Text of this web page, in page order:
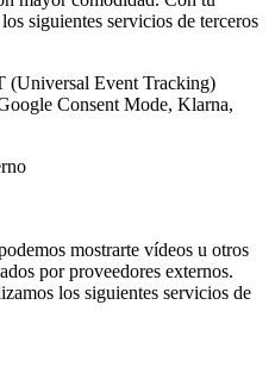
siguientes servicios de terceros
(Universal Event Tracking)
Consent Mode, Klarna,
mostrarte vídeos u otros
por proveedores externos.
los siguientes servicios de